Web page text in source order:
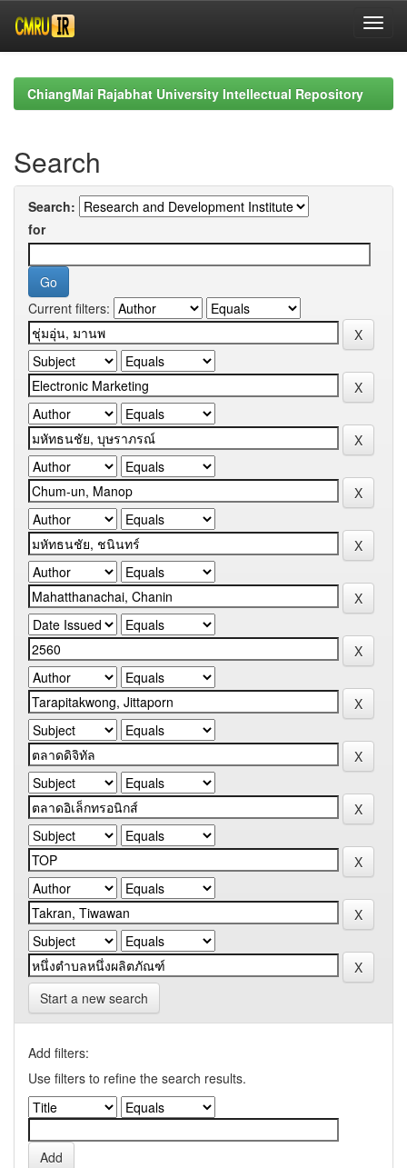
navigationChiangMai Rajabhat University Intellectual Repository
Search
Search:
for
Current filters:
Start a new search
Add filters:
Use filters to refine the search results.